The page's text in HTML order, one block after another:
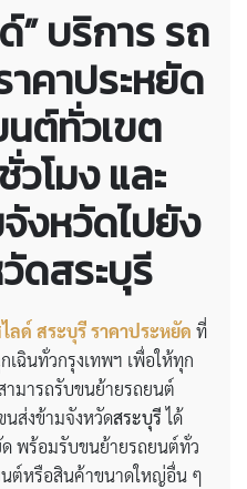
” บริการรถ
าคาประหยัด
ต์ทั่วเขต
โมง และ
งหวัดไปยัง
ดสระบุรี
ลด์ สระบุรี ราคาประหยัด ที่
เฉินทั่วกรุงเทพฯ เพื่อให้ทุก
ามารถรับขนย้ายรถยนต์
นส่งข้ามจังหวัดสระบุรีได้
พร้อมรับขนย้ายรถยนต์ทั่ว
ต์หรือสินค้าขนาดใหญ่อื่น ๆ